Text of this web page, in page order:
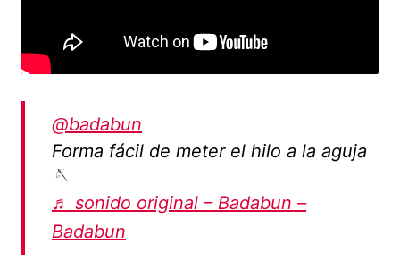
@badabun
Forma fácil de meter el hilo a la aguja
🪡
♬ sonido original – Badabun –
Badabun